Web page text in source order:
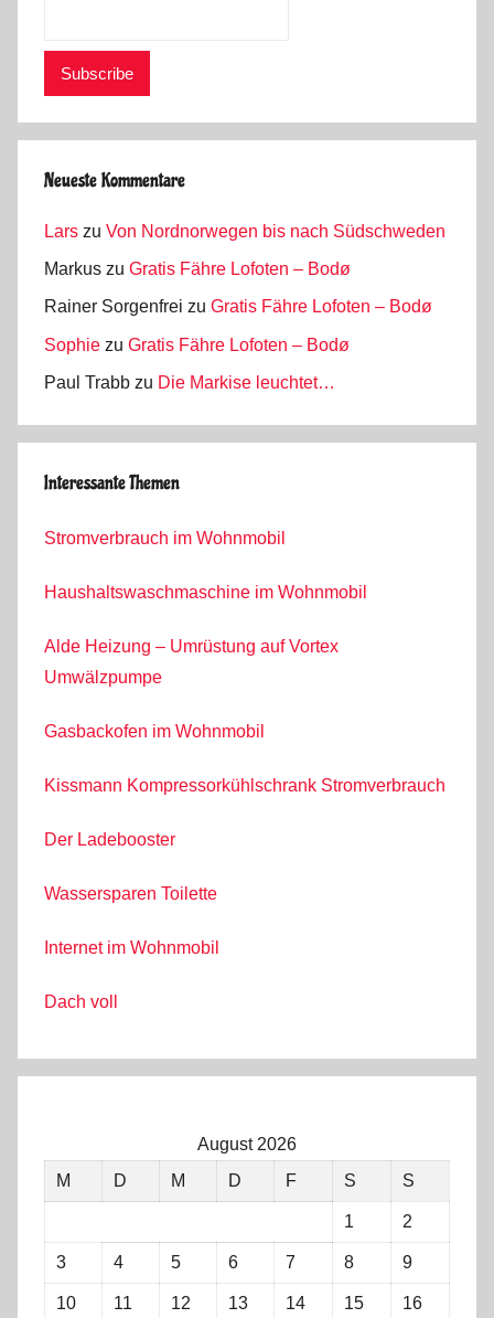
Neueste Kommentare
Lars zu Von Nordnorwegen bis nach Südschweden
Markus zu Gratis Fähre Lofoten – Bodø
Rainer Sorgenfrei zu Gratis Fähre Lofoten – Bodø
Sophie zu Gratis Fähre Lofoten – Bodø
Paul Trabb zu Die Markise leuchtet…
Interessante Themen
Stromverbrauch im Wohnmobil
Haushaltswaschmaschine im Wohnmobil
Alde Heizung – Umrüstung auf Vortex
Umwälzpumpe
Gasbackofen im Wohnmobil
Kissmann Kompressorkühlschrank Stromverbrauch
Der Ladebooster
Wassersparen Toilette
Internet im Wohnmobil
Dach voll
August 2026
M
D M D F S S
1 2
3 4 5 6 7 8 9
10 11 12 13 14 15 16